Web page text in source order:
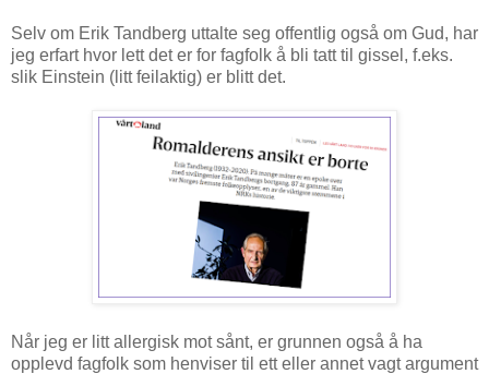
Selv om Erik Tandberg uttalte seg offentlig også om Gud, har
jeg erfart hvor lett det er for fagfolk å bli tatt til gissel, f.eks.
slik Einstein (litt feilaktig) er blitt det.
Når jeg er litt allergisk mot sånt, er grunnen også å ha
opplevd fagfolk som henviser til ett eller annet vagt argument